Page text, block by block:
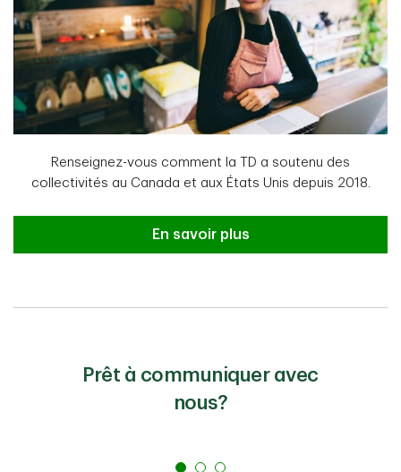
Renseignez-vous comment la TD a soutenu des
collectivités au Canada et aux États Unis depuis 2018.
Bulletin de la revue de l’année
En savoir plus
Prêt à communiquer avec
nous?